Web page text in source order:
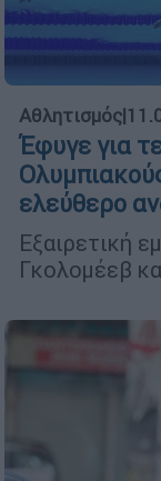
Αθλητισμός|
Έφυγε για
ελεύθερο
Εξαιρετική
Γκολομέεβ